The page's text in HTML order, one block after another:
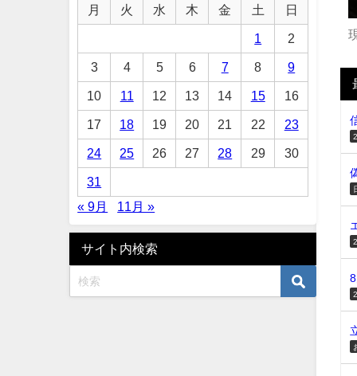
月 火 水 木 金 土 日
1 2
3 4 5 6 7 8 9
10 11 12 13 14 15 16
17 18 19 20 21 22 23
24 25 26 27 28 29 30
31
« 9月
11月 »
サイト内検索